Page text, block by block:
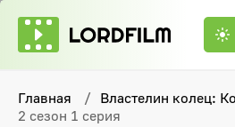
Главная
Властелин колец:
2 сезон 1 серия